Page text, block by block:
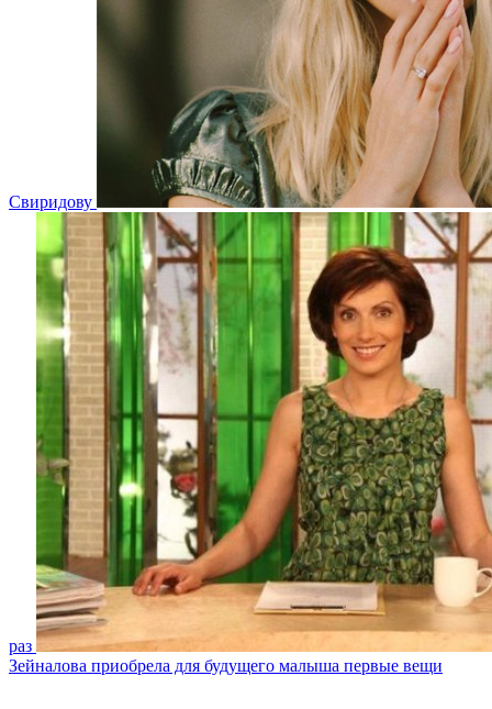
Свиридову
раз
Зейналова приобрела для будущего малыша первые вещи